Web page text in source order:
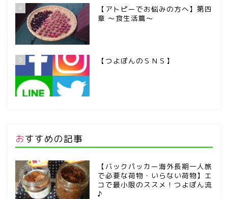
4
【アトピーでお悩みの方へ】第四
章 ～食生活篇～
5 【つよぽんのＳＮＳ】
おすすめの記事
【バックパッカー海外長期一人旅
で必要な荷物・いらない荷物】エ
コで最小限のススメ！つよぽん流
♪